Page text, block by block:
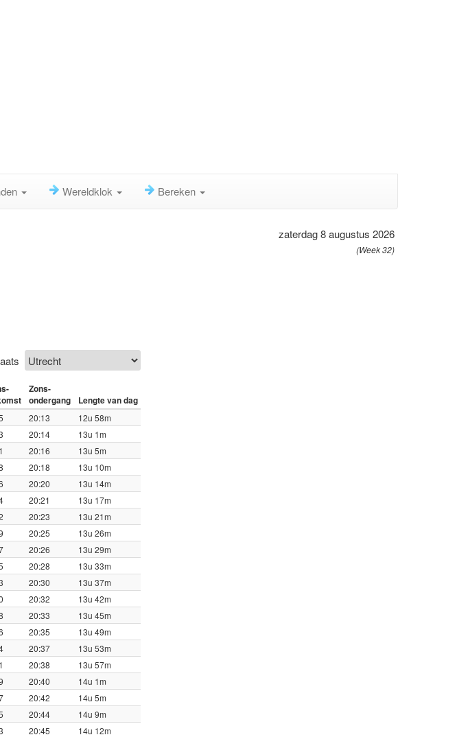
Wereldklok Bereken
zaterdag 8 augustus 2026
(Week 32)
Zons-
ondergang
Lengte van dag
20:13
12u 58m
20:14
13u 1m
20:16
13u 5m
20:18
13u 10m
20:20
13u 14m
20:21
13u 17m
20:23
13u 21m
20:25
13u 26m
20:26
13u 29m
20:28
13u 33m
20:30
13u 37m
20:32
13u 42m
20:33
13u 45m
20:35
13u 49m
20:37
13u 53m
20:38
13u 57m
20:40
14u 1m
20:42
14u 5m
20:44
14u 9m
20:45
14u 12m